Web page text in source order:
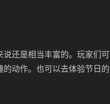
还是相当丰富的。玩家们可
动作。也可以去体验节日的